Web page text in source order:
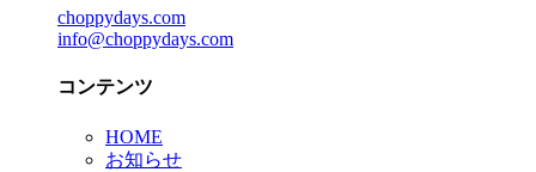
choppydays.com
info@choppydays.com
コンテンツ
HOME
お知らせ